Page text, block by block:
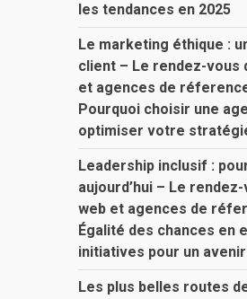
les tendances en 2025
Le marketing éthique :
client – Le rendez-vous
et agences de
Pourquoi choisir une
optimiser votre
Leadership inclusif :
aujourd’hui – Le
web et agences de
Égalité des chances en
initiatives pour un
Les plus belles routes